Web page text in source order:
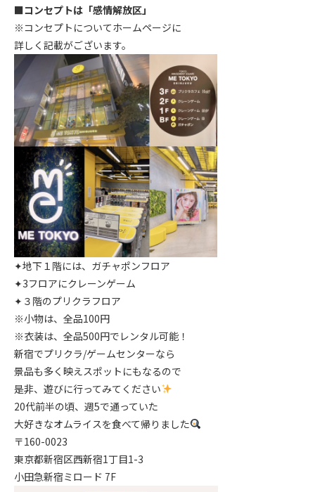
■コンセプトは「感情解放区」
※コンセプトについてホームページに
詳しく記載がございます。
✦地下１階には、ガチャポンフロア
✦3フロアにクレーンゲーム
✦３階のプリクラフロア
※小物は、全品100円
※衣装は、全品500円でレンタル可能！
新宿でプリクラ/ゲームセンターなら
景品も多く映えスポットにもなるので
是非、遊びに行ってみてください
20代前半の頃、週5で通っていた
大好きなオムライスを食べて帰りました
〒160-0023
東京都新宿区西新宿1丁目1-3
小田急新宿ミロード 7F